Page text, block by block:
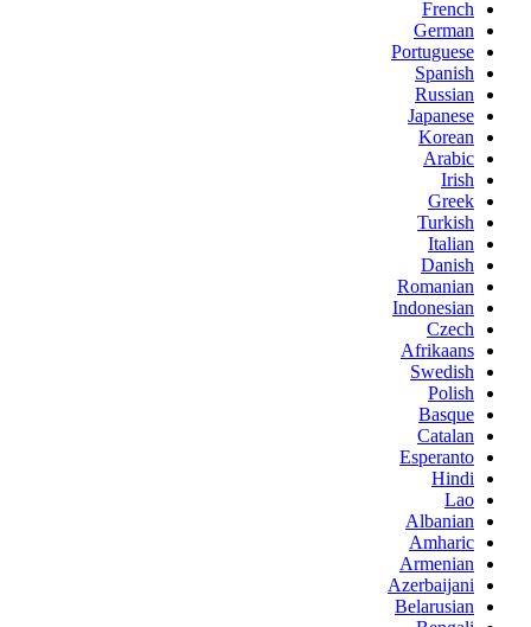
French
German
Portuguese
Spanish
Russian
Japanese
Korean
Arabic
Irish
Greek
Turkish
Italian
Danish
Romanian
Indonesian
Czech
Afrikaans
Swedish
Polish
Basque
Catalan
Esperanto
Hindi
Lao
Albanian
Amharic
Armenian
Azerbaijani
Belarusian